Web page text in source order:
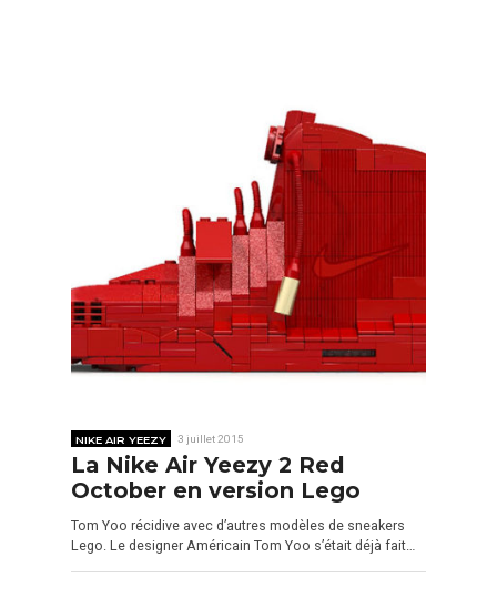
NIKE AIR YEEZY 3 juillet 2015
La Nike Air Yeezy 2 Red
October en version Lego
Tom Yoo récidive avec d’autres modèles de sneakers
Lego. Le designer Américain Tom Yoo s’était déjà fait…